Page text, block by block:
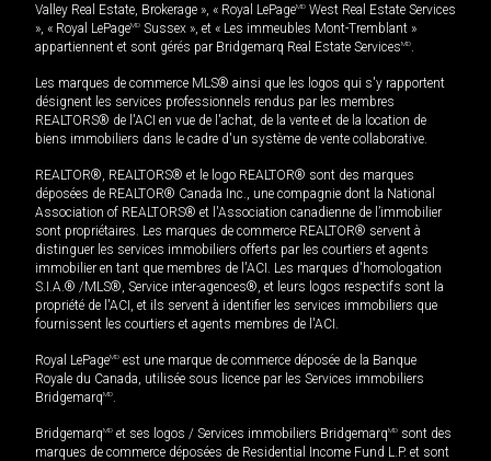
Valley Real Estate, Brokerage », « Royal LePageMD West Real Estate Services
», « Royal LePageMD Sussex », et « Les immeubles Mont-Tremblant »
appartiennent et sont gérés par Bridgemarq Real Estate ServicesMD
Les marques de commerce MLS® ainsi que les logos qui s'y rapportent
désignent les services professionnels rendus par les membres
REALTORS® de l'ACI en vue de l'achat, de la vente et de la location de
biens immobiliers dans le cadre d'un système de vente collaborative.
REALTOR®, REALTORS® et le logo REALTOR® sont des marques
déposées de REALTOR® Canada Inc., une compagnie dont la National
Association of REALTORS® et l'Association canadienne de l’immobilier
sont propriétaires. Les marques de commerce REALTOR® servent à
distinguer les services immobiliers offerts par les courtiers et agents
immobilier en tant que membres de l'ACI. Les marques d'homologation
S.I.A.® /MLS®, Service inter-agences®, et leurs logos respectifs sont la
propriété de l'ACI, et ils servent à identifier les services immobiliers que
fournissent les courtiers et agents membres de l'ACI.
Royal LePageMD est une marque de commerce déposée de la Banque
Royale du Canada, utilisée sous licence par les Services immobiliers
BridgemarqMD
BridgemarqMD et ses logos / Services immobiliers BridgemarqMD sont des
marques de commerce déposées de Residential Income Fund L.P. et sont